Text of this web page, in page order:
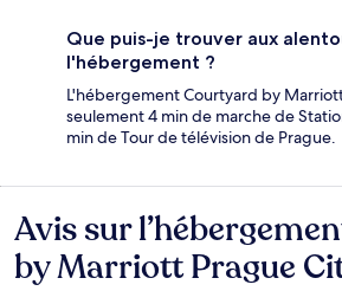
Que puis-je trouver aux
l'hébergement ?
L'hébergement Courtyard by
seulement 4 min de marche de
min de Tour de télévision de Prague.
Avis
Avis sur
by Marriott Prague